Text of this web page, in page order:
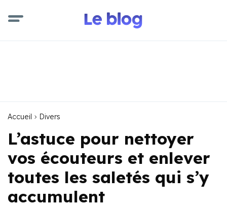
Accueil Divers
L’astuce pour nettoyer
vos écouteurs et enlever
toutes les saletés qui s’y
accumulent